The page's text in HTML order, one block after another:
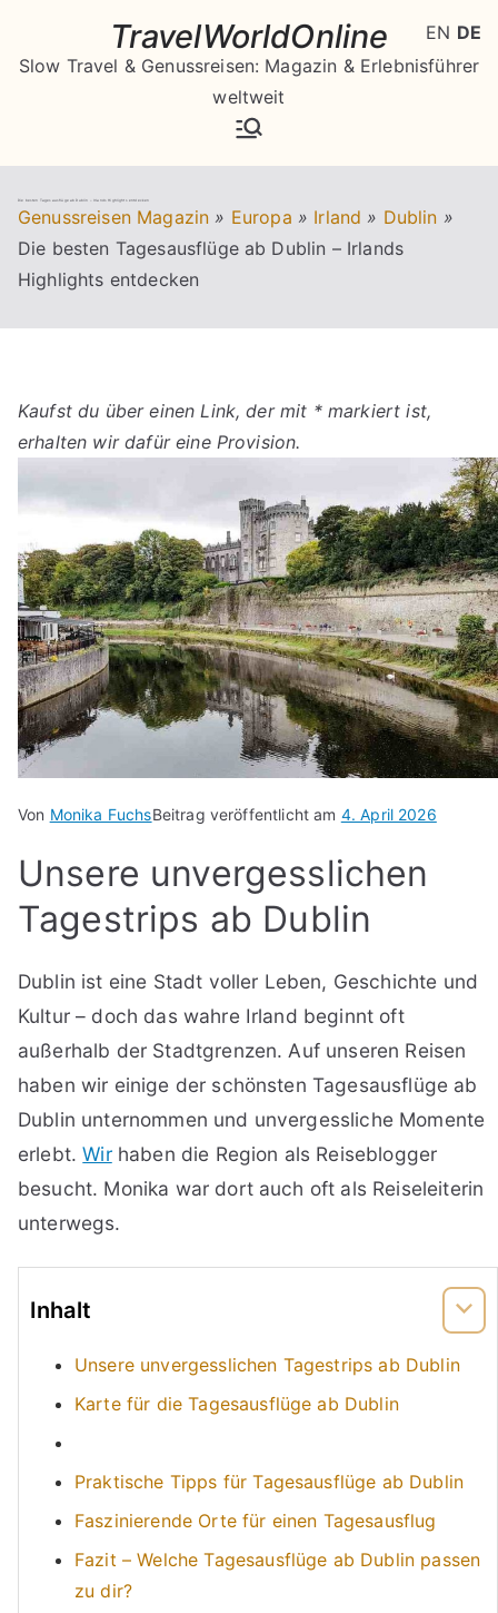
springen
TravelWorldOnline
Slow Travel & Genussreisen: Magazin & Erlebnisführer
weltweit
Die besten Tagesausflüge ab Dublin – Irlands Highlights entdecken
Genussreisen Magazin » Europa » Irland » Dublin »
Die besten Tagesausflüge ab Dublin – Irlands
Highlights entdecken
Kaufst du über einen Link, der mit * markiert ist,
erhalten wir dafür eine Provision.
Von Monika FuchsBeitrag veröffentlicht am 4. April 2026
Unsere unvergesslichen
Tagestrips ab Dublin
Dublin ist eine Stadt voller Leben, Geschichte und
Kultur – doch das wahre Irland beginnt oft
außerhalb der Stadtgrenzen. Auf unseren Reisen
haben wir einige der schönsten Tagesausflüge ab
Dublin unternommen und unvergessliche Momente
erlebt.Wirhaben die Region als Reiseblogger
besucht. Monika war dort auch oft als Reiseleiterin
unterwegs.
Inhalt
Unsere unvergesslichen Tagestrips ab Dublin
Karte für die Tagesausflüge ab Dublin
Praktische Tipps für Tagesausflüge ab Dublin
Faszinierende Orte für einen Tagesausflug
Fazit – Welche Tagesausflüge ab Dublin passen
zu dir?
EN DE